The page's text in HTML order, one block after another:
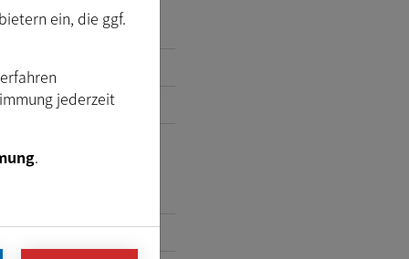
ein, die ggf.
jederzeit
.